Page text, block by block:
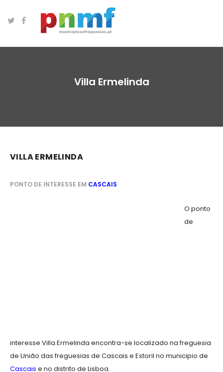
Villa Ermelinda
VILLA ERMELINDA
PONTO DE INTERESSE EM CASCAIS
O ponto
de
interesse Villa Ermelinda encontra-se localizado na freguesia
de União das freguesias de Cascais e Estoril no municipio de
Cascais e no distrito de Lisboa.